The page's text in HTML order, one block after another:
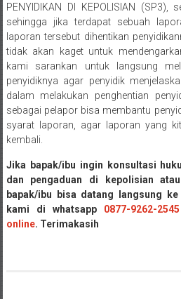
Payakumbung/
Tanjung
pati/
Sarilamak/
Hulu
air/
Pasaman/
Kapur
IX/
Pangkalan/
Riau/
Pekanbaru/
Bangkinang/
Duri/
PENYIDIKAN DI KEPOLISIAN
sehingga jika terdapat sebuah
laporan tersebut dihentikan
tidak akan kaget untuk
kami sarankan untuk langsung
penyidiknya agar penyidik
dalam melakukan penghentian
sebagai pelapor bisa membantu
syarat laporan, agar laporan yang
kembali.
Jika bapak/ibu ingin konsultasi
dan pengaduan di kepolisian
bapak/ibu bisa datang langsung
kami di whatsapp 0877-9262-2545
online. Terimakasih